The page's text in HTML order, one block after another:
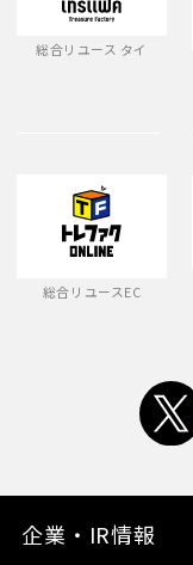
総合リユース タイ
総合リユースEC
企業・IR情報